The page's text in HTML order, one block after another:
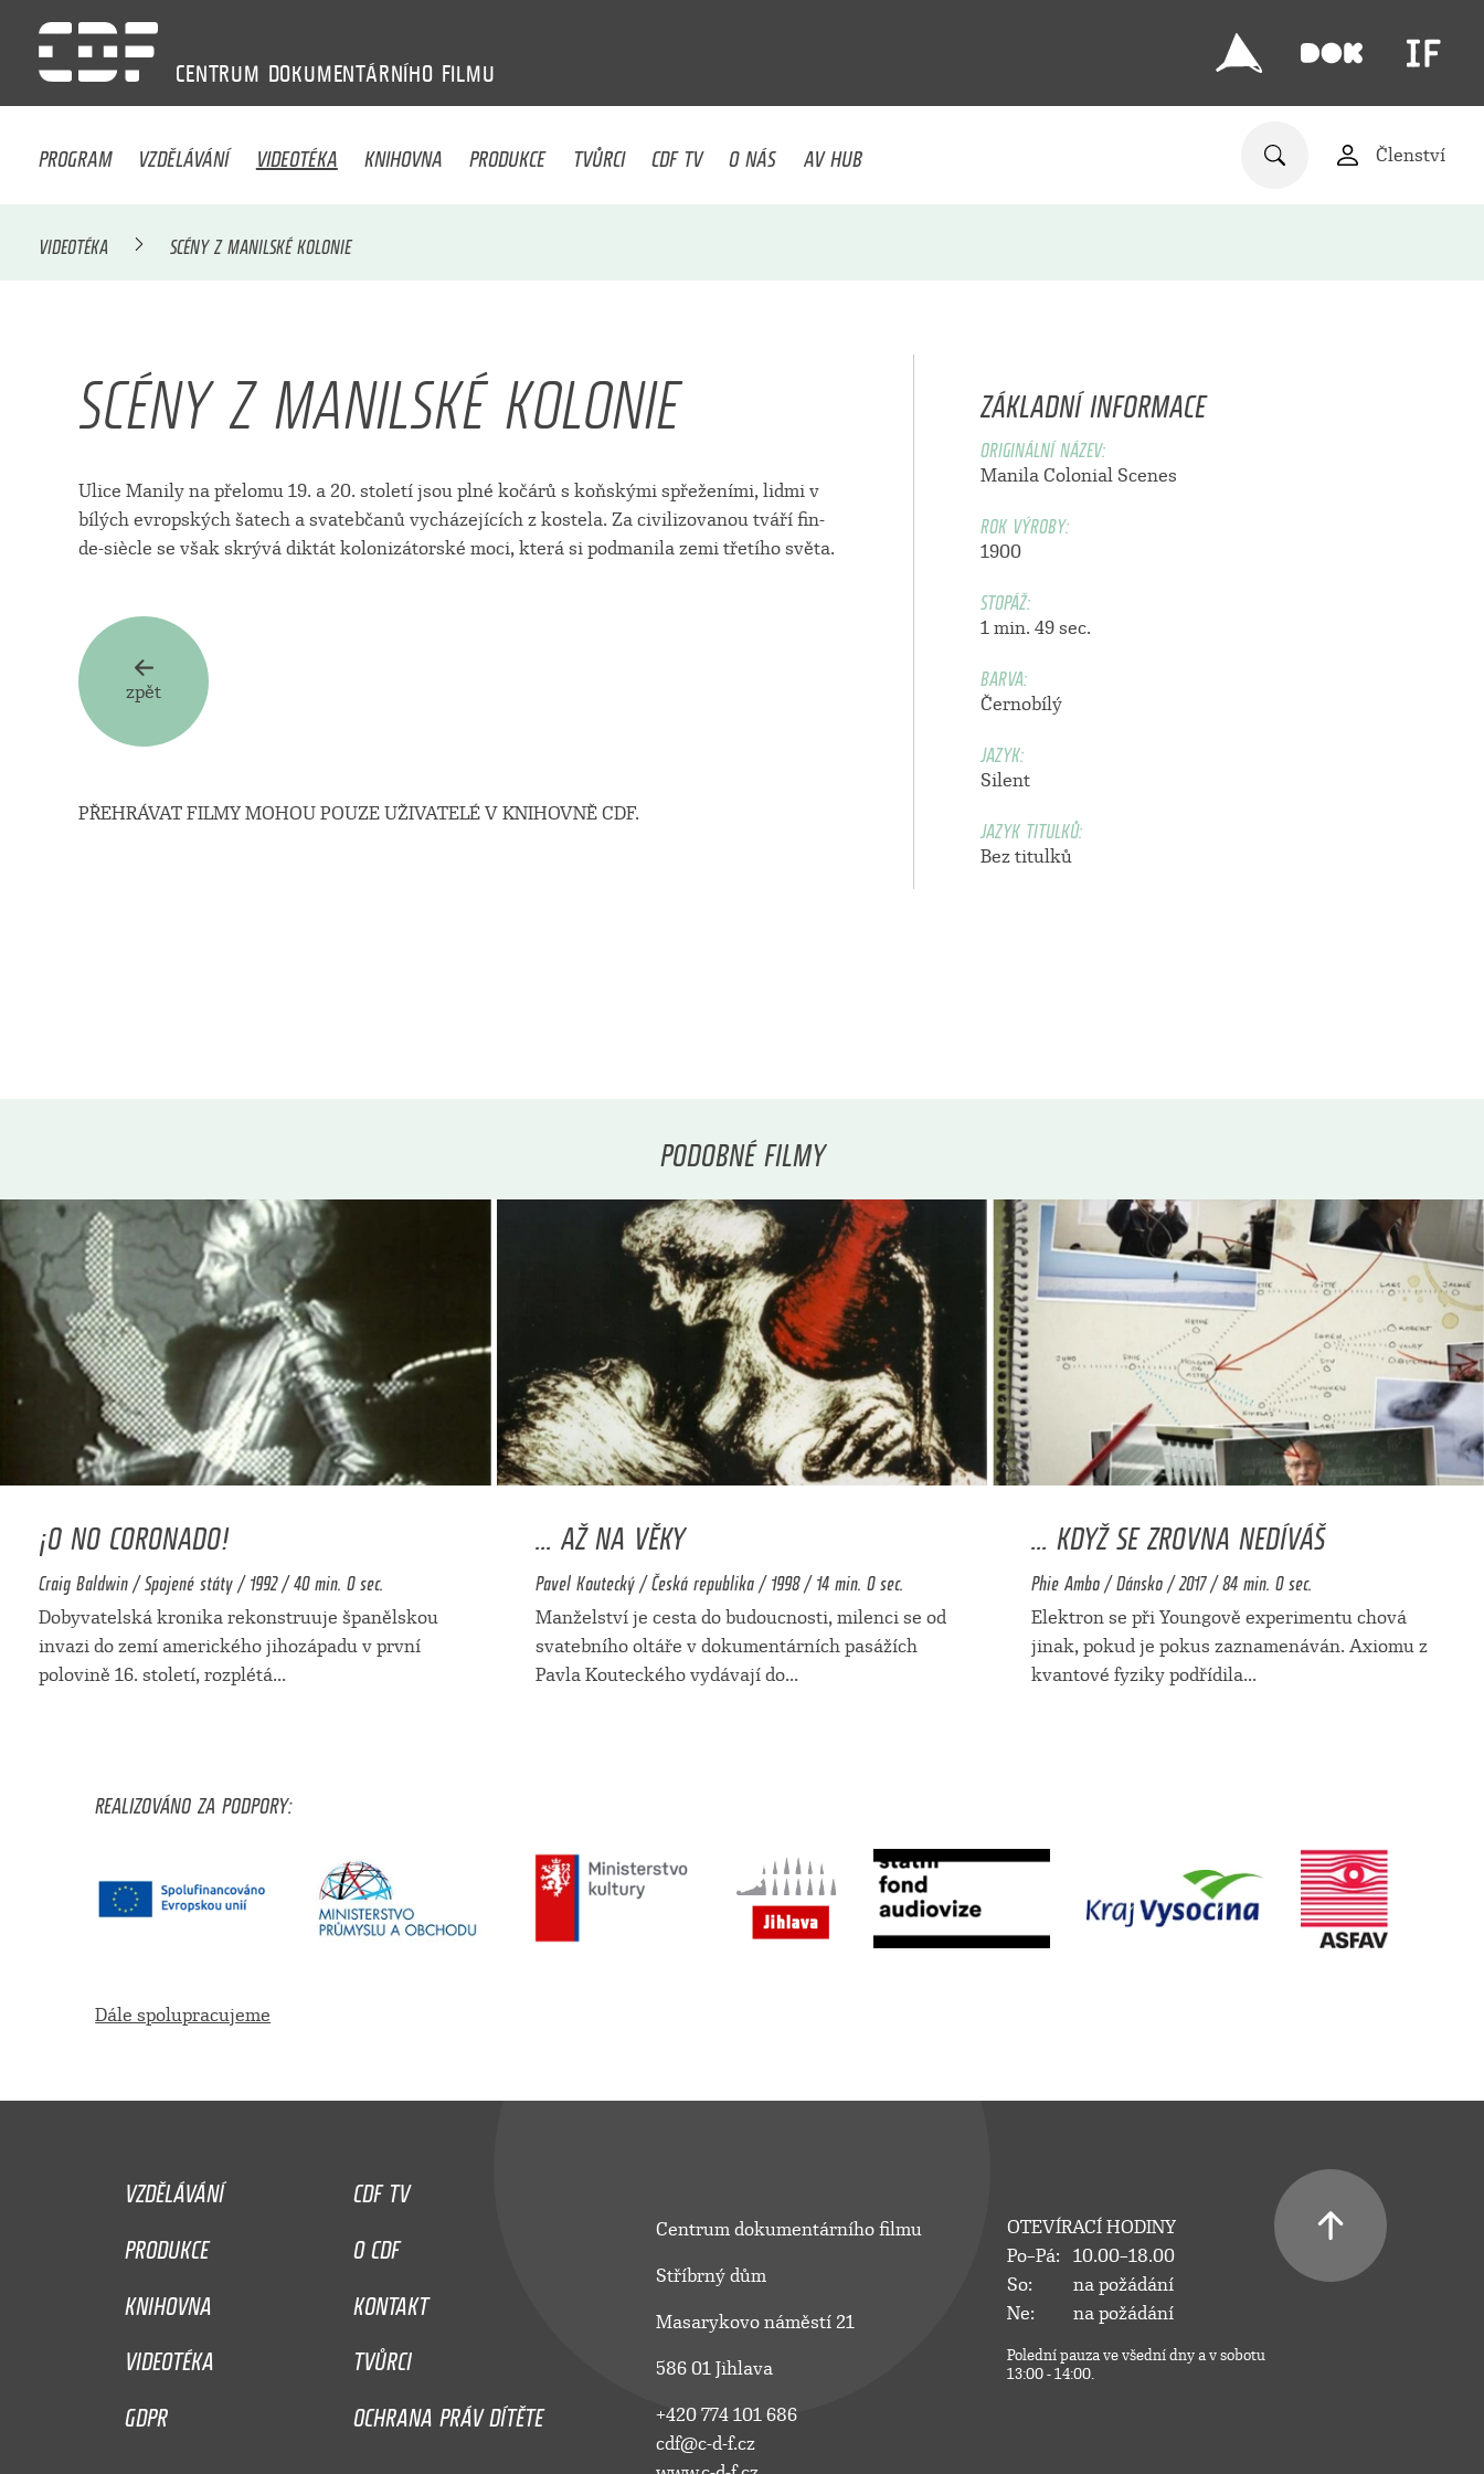
CENTRUM DOKUMENTÁRNÍHO FILMU
PROGRAM VZDĚLÁVÁNÍ VIDEOTÉKA KNIHOVNA PRODUKCE TVŮRCI CDF TV O NÁS AV HUB Členství
VIDEOTÉKA SCÉNY Z MANILSKÉ KOLONIE
SCÉNY Z MANILSKÉ KOLONIE
Ulice Manily na přelomu 19. a 20. století jsou plné kočárů s koňskými spřeženími, lidmi v
bílých evropských šatech a svatebčanů vycházejících z kostela. Za civilizovanou tváří fin-
de-siècle se však skrývá diktát kolonizátorské moci, která si podmanila zemi třetího světa.
ZÁKLADNÍ INFORMACE
ORIGINÁLNÍ NÁZEV:
Manila Colonial Scenes
ROK VÝROBY:
1900
STOPÁŽ:
1 min. 49 sec.
BARVA:
Černobílý
JAZYK:
Silent
JAZYK TITULKŮ:
Bez titulků
zpět
PŘEHRÁVAT FILMY MOHOU POUZE UŽIVATELÉ V KNIHOVNĚ CDF.
PODOBNÉ FILMY
¡O NO CORONADO!
Craig Baldwin / Spojené státy / 1992 / 40 min. 0 sec.
Dobyvatelská kronika rekonstruuje španělskou
invazi do zemí amerického jihozápadu v první
polovině 16. století, rozplétá...
... AŽ NA VĚKY
Pavel Koutecký / Česká republika / 1998 / 14 min. 0 sec.
Manželství je cesta do budoucnosti, milenci se od
svatebního oltáře v dokumentárních pasážích
Pavla Kouteckého vydávají do...
... KDYŽ SE ZROVNA NEDÍVÁŠ
Phie Ambo / Dánsko / 2017 / 84 min. 0 sec.
Elektron se při Youngově experimentu chová
jinak, pokud je pokus zaznamenáván. Axiomu z
kvantové fyziky podřídila...
REALIZOVÁNO ZA PODPORY:
Dále spolupracujeme
VZDĚLÁVÁNÍ
CDF TV
PRODUKCE
O CDF
KNIHOVNA
KONTAKT
VIDEOTÉKA
TVŮRCI
GDPR
OCHRANA PRÁV DÍTĚTE
Centrum dokumentárního filmu
Stříbrný dům
Masarykovo náměstí 21
586 01 Jihlava
+420 774 101 686
cdf@c-d-f.cz
OTEVÍRACÍ HODINY
Po–Pá:
10.00–18.00
So:
na požádání
Ne:
na požádání
Polední pauza ve všední dny a v sobotu
13:00 - 14:00.